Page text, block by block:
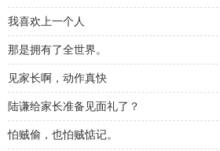
我喜欢上一个人
那是拥有了全世界。
见家长啊，动作真快
陆谦给家长准备见面礼了？
怕贼偷，也怕贼惦记。